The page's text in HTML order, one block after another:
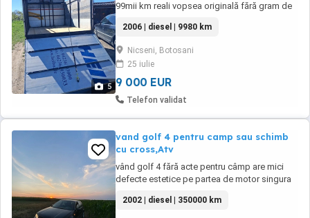
5
99mii km reali vopsea originală fără gram de
2006 | diesel | 9980 km
Nicseni, Botosani
25 iulie
9 000 EUR
Telefon validat
vand golf 4 pentru camp sau schimb
cu cross,Atv
vând golf 4 fără acte pentru câmp are mici
defecte estetice pe partea de motor singura
perfect mai multe detalii în privat
2002 | diesel | 350000 km